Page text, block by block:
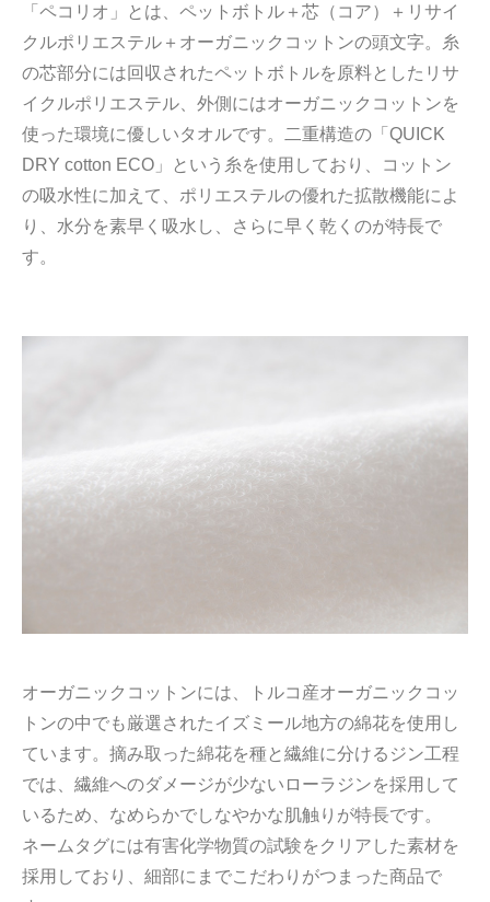
「ペコリオ」とは、ペットボトル＋芯（コア）＋リサイ
クルポリエステル＋オーガニックコットンの頭文字。糸
の芯部分には回収されたペットボトルを原料としたリサ
イクルポリエステル、外側にはオーガニックコットンを
使った環境に優しいタオルです。二重構造の「QUICK
DRY cotton ECO」という糸を使用しており、コットン
の吸水性に加えて、ポリエステルの優れた拡散機能によ
り、水分を素早く吸水し、さらに早く乾くのが特長で
す。
オーガニックコットンには、トルコ産オーガニックコッ
トンの中でも厳選されたイズミール地方の綿花を使用し
ています。摘み取った綿花を種と繊維に分けるジン工程
では、繊維へのダメージが少ないローラジンを採用して
いるため、なめらかでしなやかな肌触りが特長です。
ネームタグには有害化学物質の試験をクリアした素材を
採用しており、細部にまでこだわりがつまった商品で